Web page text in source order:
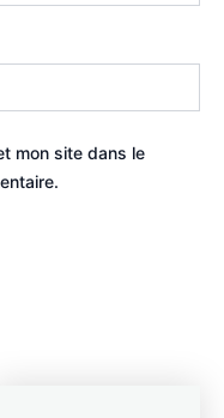
mon site dans le